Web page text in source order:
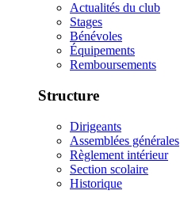
Actualités du club
Stages
Bénévoles
Équipements
Remboursements
Structure
Dirigeants
Assemblées générales
Règlement intérieur
Section scolaire
Historique